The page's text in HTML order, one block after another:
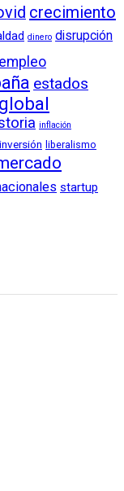
crecimiento
dinero disrupción
empleo
estados
global
inflación
inversión liberalismo
startup